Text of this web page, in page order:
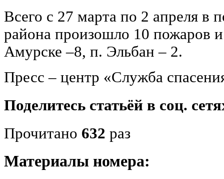
Всего с 27 марта по 2 апреля в
района произошло 10 пожаров и
Амурске –8, п. Эльбан – 2.
Пресс – центр «Служба
Поделитесь статьёй в соц.
Прочитано 632 раз
Материалы номера: